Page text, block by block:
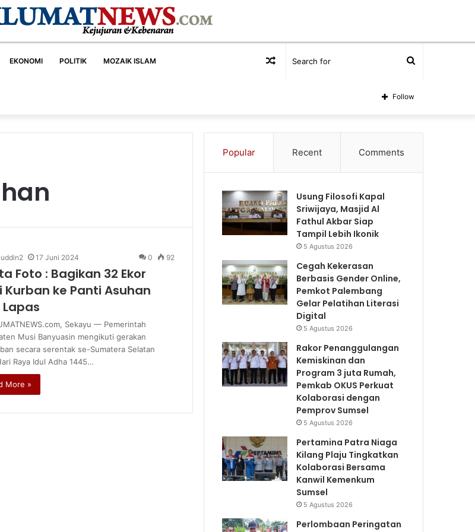
EKONOMI POLITIK MOZAIK ISLAM Search
Random
Follow
17 Juni 2024 0 92
Foto : Bagikan 32 Ekor
Kurban ke Panti Asuhan
Sekayu — Pemerintah
Musi Banyuasin mengikuti gerakan
secara serentak se-Sumatera Selatan
Raya Idul Adha 1445…
More »
Popular Recent Comments
Usung Filosofi Kapal
Sriwijaya, Masjid Al
Fathul Akbar Siap
Tampil Lebih Ikonik
5 Agustus 2026
Cegah Kekerasan
Berbasis Gender Online,
Pemkot Palembang
Gelar Pelatihan Literasi
Digital
5 Agustus 2026
Rakor Penanggulangan
Kemiskinan dan
Program 3 juta Rumah,
Pemkab OKUS Perkuat
Kolaborasi dengan
Pemprov Sumsel
5 Agustus 2026
Pertamina Patra Niaga
Kilang Plaju Tingkatkan
Kolaborasi Bersama
Kanwil Kemenkum
Sumsel
5 Agustus 2026
Perlombaan Peringatan